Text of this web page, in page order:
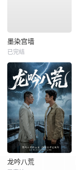
墨染宫墙
已完结
龙吟八荒